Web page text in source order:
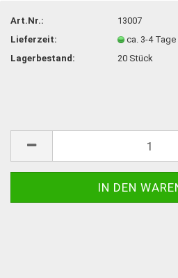
Art.Nr.:
13007
Lieferzeit:
ca. 3-4 Tage
Lagerbestand: 20 Stück